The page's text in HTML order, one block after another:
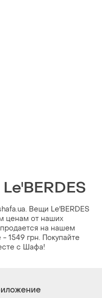
Вещи Le'BERDES
ценам от наших
на нашем
1549 грн. Покупайте
с Шафа!